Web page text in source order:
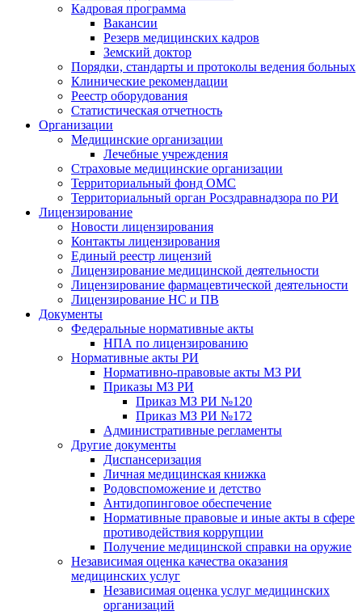
Кадровая программа
Вакансии
Резерв медицинских кадров
Земский доктор
Порядки, стандарты и протоколы ведения больных
Клинические рекомендации
Реестр оборудования
Статистическая отчетность
Организации
Медицинские организации
Лечебные учреждения
Страховые медицинские организации
Территориальный фонд ОМС
Территориальный орган Росздравнадзора по РИ
Лицензирование
Новости лицензирования
Контакты лицензирования
Единый реестр лицензий
Лицензирование медицинской деятельности
Лицензирование фармацевтической деятельности
Лицензирование НС и ПВ
Документы
Федеральные нормативные акты
НПА по лицензированию
Нормативные акты РИ
Нормативно-правовые акты МЗ РИ
Приказы МЗ РИ
Приказ МЗ РИ №120
Приказ МЗ РИ №172
Административные регламенты
Другие документы
Диспансеризация
Личная медицинская книжка
Родовспоможение и детство
Антидопинговое обеспечение
Нормативные правовые и иные акты в сфере
противодействия коррупции
Получение медицинской справки на оружие
Независимая оценка качества оказания
медицинских услуг
Независимая оценка услуг медицинскиx
организаций